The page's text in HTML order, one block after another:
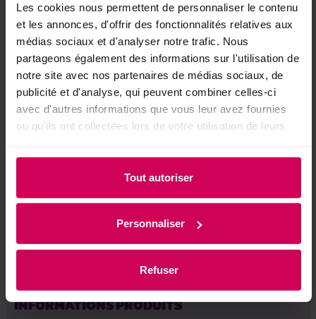
Les cookies nous permettent de personnaliser le contenu
et les annonces, d'offrir des fonctionnalités relatives aux
médias sociaux et d'analyser notre trafic. Nous
partageons également des informations sur l'utilisation de
notre site avec nos partenaires de médias sociaux, de
publicité et d'analyse, qui peuvent combiner celles-ci
avec d'autres informations que vous leur avez fournies
ou qu'ils ont collectées lors de votre utilisation de leurs
Tout autoriser
Personnaliser
Refuser
FAQ
CARRIÈRE
Tu aimerais rejoindre nos équipes ?
INFORMATIONS PRODUITS